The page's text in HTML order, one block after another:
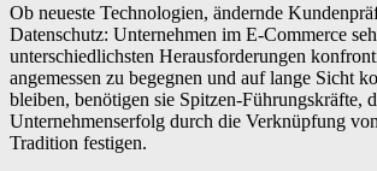
Ob neueste Technologien, ändernde
Datenschutz: Unternehmen im E-Commerce
unterschiedlichsten Herausforderungen
angemessen zu begegnen und auf lange Sicht
bleiben, benötigen sie Spitzen-Führungskräfte,
Unternehmenserfolg durch die Verknüpfung
Tradition festigen.